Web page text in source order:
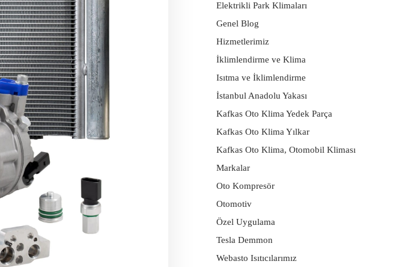
Elektrikli Park Klimaları
Genel Blog
Hizmetlerimiz
İklimlendirme ve Klima
Isıtma ve İklimlendirme
İstanbul Anadolu Yakası
Kafkas Oto Klima Yedek Parça
Kafkas Oto Klima Yılkar
Kafkas Oto Klima, Otomobil Kliması
Markalar
Oto Kompresör
Otomotiv
Özel Uygulama
Tesla Demmon
Webasto Isıtıcılarımız